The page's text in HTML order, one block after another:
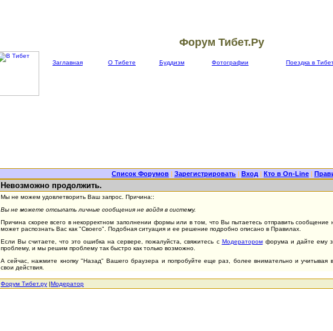
Форум Тибет.Ру
Заглавная О Тибете Буддизм Фотографии Поездка в
Список Форумов | Зарегистрировать | Вход | Кто в On-Line |
Невозможно продолжить.
Мы не можем удовлетворить Ваш запрос. Причина::
Вы не можете отсылать личные сообщения не войдя в систему.
Причина скорее всего в некорректном заполнении формы или в том, что Вы пытаетесь отправить сообщение
может распознать Вас как "Своего". Подобная ситуация и ее решение подробно описано в Правилах.
Если Вы считаете, что это ошибка на сервере, пожалуйста, свяжитесь с Модераторомфорума и дайте ему
проблему, и мы решим проблему так быстро как только возможно.
А сейчас, нажмите кнопку "Назад" Вашего браузера и попробуйте еще раз, более внимательно и учитывая
свои действия.
Форум Тибет.ру |Модератор